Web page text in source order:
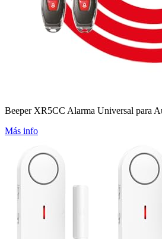
Beeper XR5CC Alarma Universal para
Más info